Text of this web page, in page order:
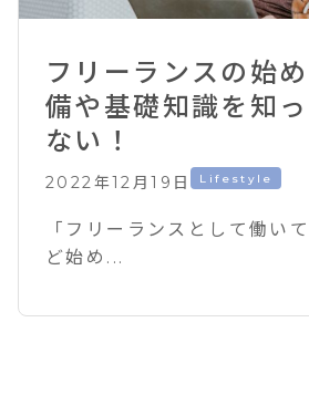
フリーランスの始
備や基礎知識を知
ない！
2022年12月19日 Lifestyle
「フリーランスとして働い
ど始め...